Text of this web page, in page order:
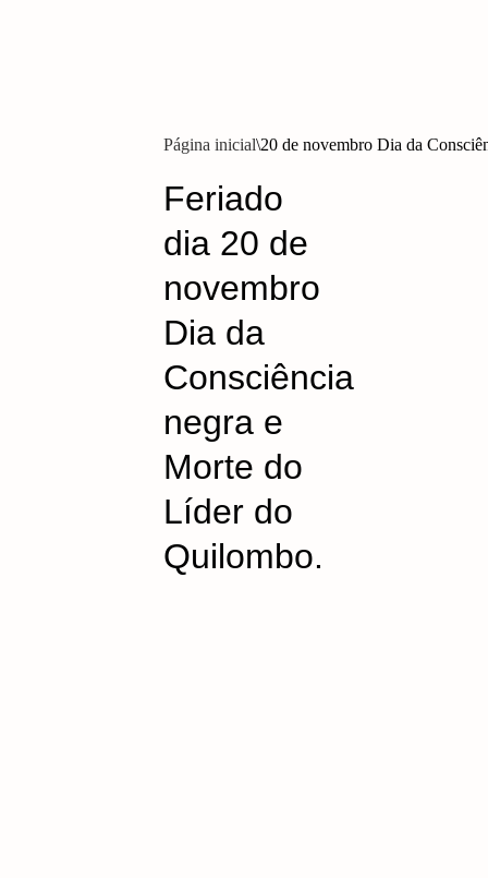
Página inicial 20 de novembro Dia da
Feriado
dia 20 de
novembro
Dia da
Consciência
negra e
Morte do
Líder do
Quilombo.